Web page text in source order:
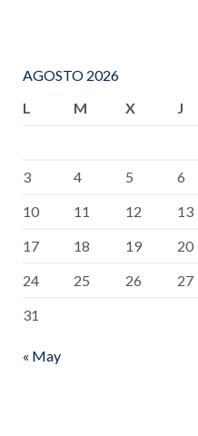
AGOSTO 2026
L
M X J
3
4 5 6
10
11 12 13
17
18 19 20
24
25 26 27
31
« May